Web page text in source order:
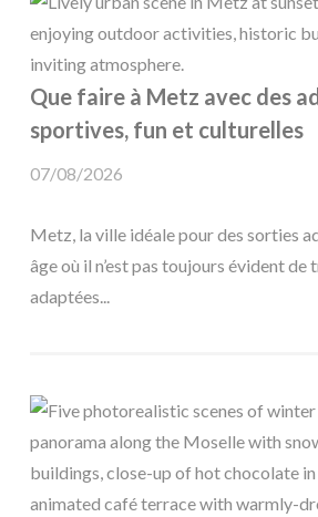
Que faire à Metz avec des
sportives, fun et culturelles
07/08/2026
Metz, la ville idéale pour des sorties
âge où il n’est pas toujours évident
adaptées...